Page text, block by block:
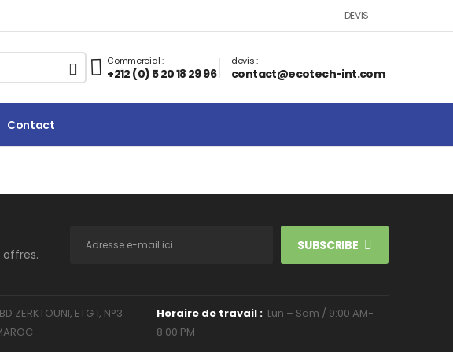
DEVIS
Commercial :
+212 (0) 5 20 18 29 96‬
devis :
contact@ecotech-int.com
Contact
offres.
SUBSCRIBE
ZERKTOUNI, ETG 1, N°3
Horaire de travail : Lun – Sam / 9:00 AM-
8:00 PM